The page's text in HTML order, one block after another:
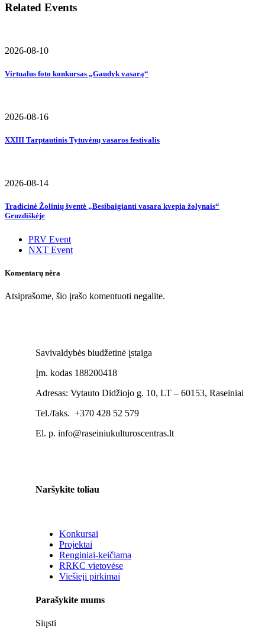
Related Events
2026-08-10
Virtualus foto konkursas „Gaudyk vasarą“
2026-08-16
XXIII Tarptautinis Tytuvėnų vasaros festivalis
2026-08-14
Tradicinė Žolinių šventė „Besibaigianti vasara kvepia žolynais“
Gruzdiškėje
PRV Event
NXT Event
Komentarų nėra
Atsiprašome, šio įrašo komentuoti negalite.
Savivaldybės biudžetinė įstaiga
Įm. kodas 188200418
Adresas: Vytauto Didžiojo g. 10, LT – 60153, Raseiniai
Tel./faks. +370 428 52 579
El. p. info@raseiniukulturoscentras.lt
Naršykite toliau
Konkursai
Projektai
Renginiai-keičiama
RRKC vietovėse
Viešieji pirkimai
Parašykite mums
Siųsti